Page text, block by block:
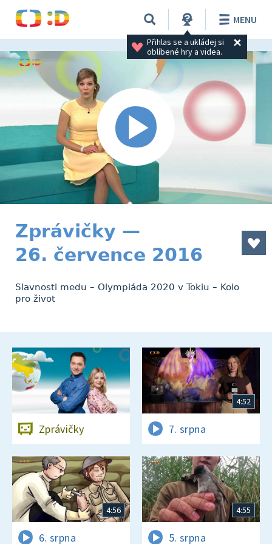
Přihlas se a ukládej si
oblíbené hry a videa.
MENU
Zprávičky —
26. července 2016
Slavnosti medu – Olympiáda 2020 v Tokiu – Kolo
pro život
Zprávičky
4:52
7. srpna
4:56
6. srpna
4:55
5. srpna